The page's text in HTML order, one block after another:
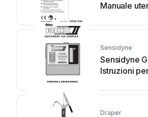
Manuale
Sensidyne
Sensidyne
Istruzioni
Draper